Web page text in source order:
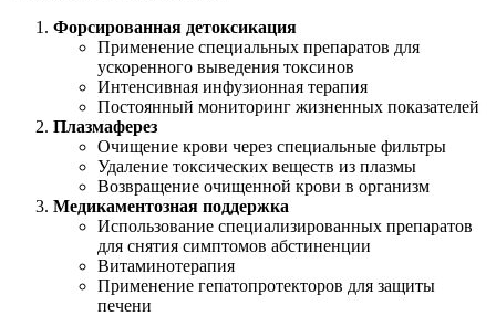
Форсированная детоксикация
Применение специальных препаратов для
ускоренного выведения токсинов
Интенсивная инфузионная терапия
Постоянный мониторинг жизненных показателей
Плазмаферез
Очищение крови через специальные фильтры
Удаление токсических веществ из плазмы
Возвращение очищенной крови в организм
Медикаментозная поддержка
Использование специализированных препаратов
для снятия симптомов абстиненции
Витаминотерапия
Применение гепатопротекторов для защиты
печени